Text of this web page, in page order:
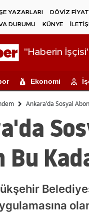
YAZARLARI DÖVİZ
DURUMU
KÜNYE
"Haberin
Ekonomi
Ankara'da Sosyal
Bu